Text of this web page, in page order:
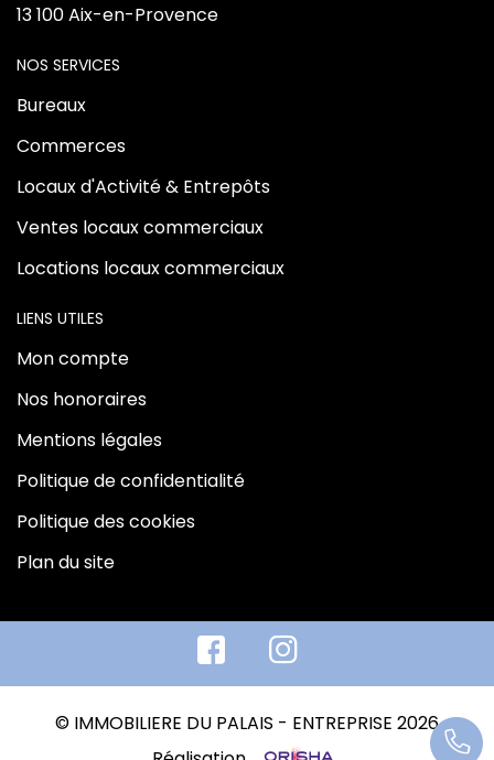
13 100 Aix-en-Provence
NOS SERVICES
Bureaux
Commerces
Locaux d'Activité & Entrepôts
Ventes locaux commerciaux
Locations locaux commerciaux
LIENS UTILES
Mon compte
Nos honoraires
Mentions légales
Politique de confidentialité
Politique des cookies
Plan du site
© IMMOBILIERE DU PALAIS - ENTREPRISE 2026